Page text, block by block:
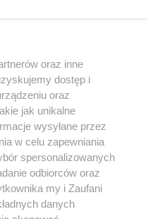
może być powielany i
w jakikolwiek sposób (w
na jakimkolwiek polu
z umieszczaniem w
praw. Jakiekolwiek użycie lub
z naruszeniem prawa,
pod groźbą kary i może być
oraz inne
dostęp i
oraz
jak unikalne
wysyłane przez
w celu zapewniania
spersonalizowanych
odbiorców oraz
my i Zaufani
danych